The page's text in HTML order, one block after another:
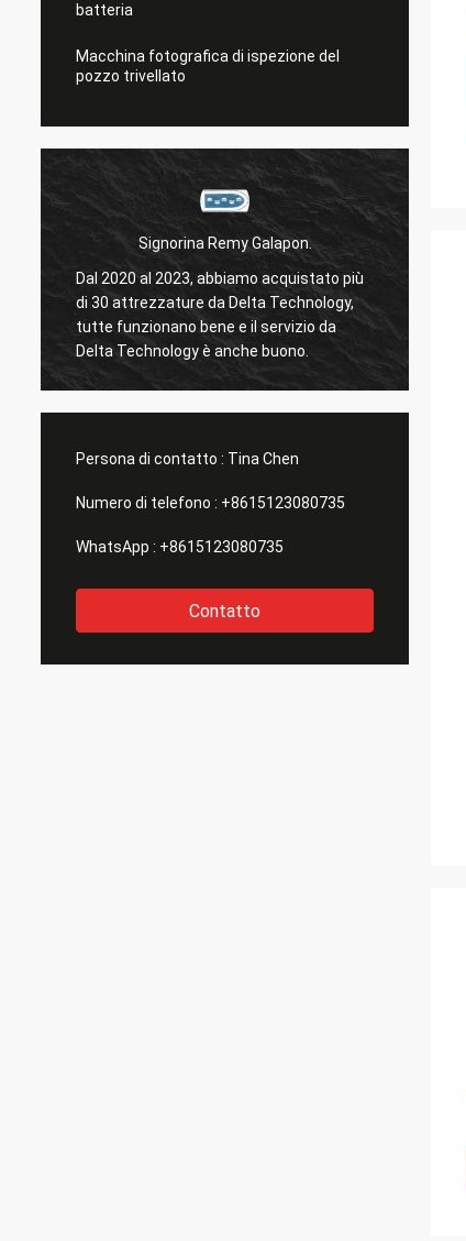
batteria
Macchina fotografica di ispezione del
pozzo trivellato
Signorina Remy Galapon.
Dal 2020 al 2023, abbiamo acquistato più
di 30 attrezzature da Delta Technology,
tutte funzionano bene e il servizio da
Delta Technology è anche buono.
Persona di contatto : Tina Chen
Numero di telefono : +8615123080735
WhatsApp : +8615123080735
Contatto